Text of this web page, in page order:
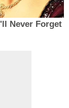
Never Forget